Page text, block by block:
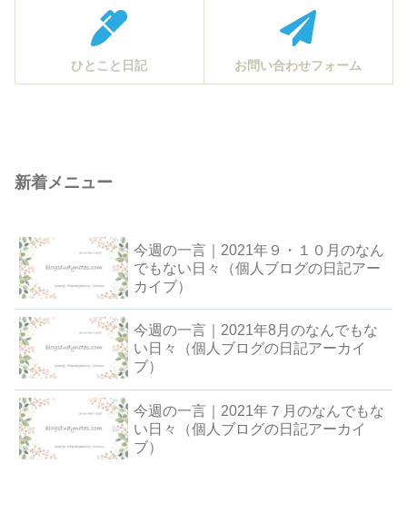
ひとこと日記 お問い合わせフォーム
新着メニュー
今週の一言｜2021年９・１０月のなん
でもない日々（個人ブログの日記アー
カイブ）
今週の一言｜2021年8月のなんでもな
い日々（個人ブログの日記アーカイ
ブ）
今週の一言｜2021年７月のなんでもな
い日々（個人ブログの日記アーカイ
ブ）